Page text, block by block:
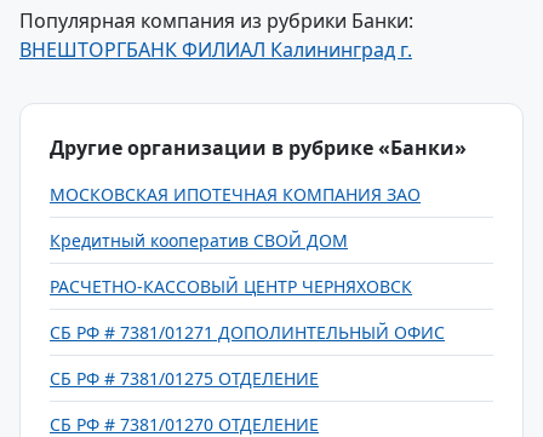
Популярная компания из рубрики Банки:
ВНЕШТОРГБАНК ФИЛИАЛ Калининград г.
Другие организации в рубрике «Банки»
МОСКОВСКАЯ ИПОТЕЧНАЯ КОМПАНИЯ ЗАО
Кредитный кооператив СВОЙ ДОМ
РАСЧЕТНО-КАССОВЫЙ ЦЕНТР ЧЕРНЯХОВСК
СБ РФ # 7381/01271 ДОПОЛИНТЕЛЬНЫЙ ОФИС
СБ РФ # 7381/01275 ОТДЕЛЕНИЕ
СБ РФ # 7381/01270 ОТДЕЛЕНИЕ